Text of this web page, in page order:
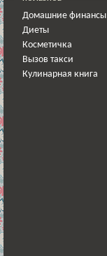
Домашние финансы
Диеты
Косметичка
Вызов такси
Кулинарная книга